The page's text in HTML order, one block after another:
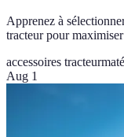
Apprenez à
tracteur pour
accessoires tracteur
Aug 1